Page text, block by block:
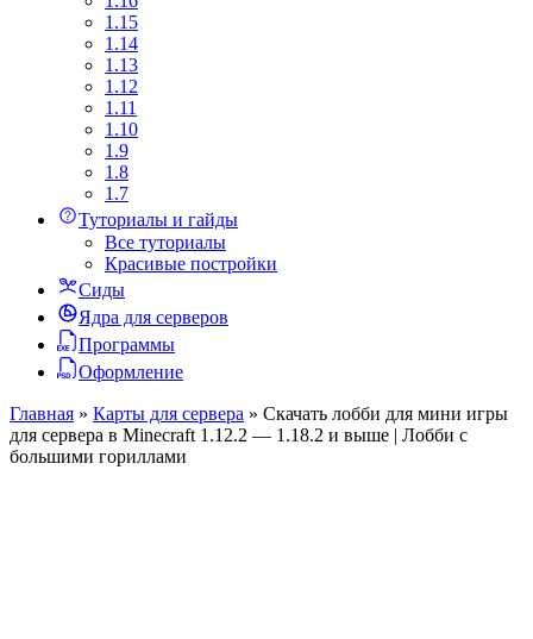
1.15
1.14
1.13
1.12
1.11
1.10
1.9
1.8
1.7
Туториалы и гайды
Все туториалы
Красивые постройки
Сиды
Ядра для серверов
Программы
Оформление
Главная » Карты для сервера » Скачать лобби для мини игры
для сервера в Minecraft 1.12.2 — 1.18.2 и выше | Лобби с
большими гориллами